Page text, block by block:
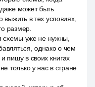
может быть
в тех условиях,
размер.
схемы уже не нужны,
однако о чем
пишу в своих книгах
только у нас в стране